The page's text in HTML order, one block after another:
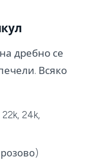
дребно се
Всяко
22k, 24k,